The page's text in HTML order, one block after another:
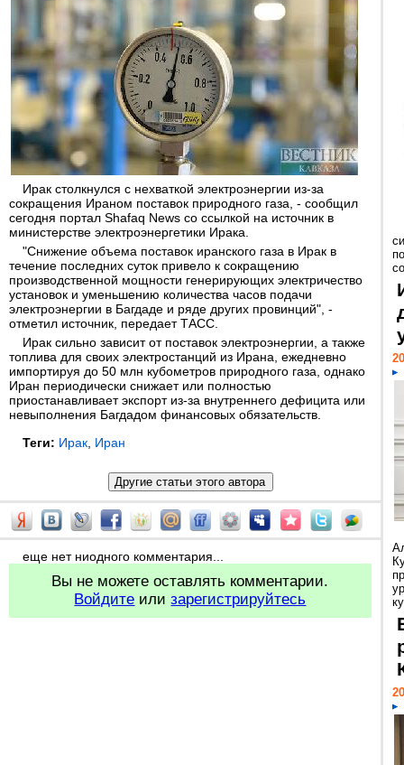
Ирак столкнулся с нехваткой электроэнергии из-за
сокращения Ираном поставок природного газа, - сообщил
сегодня портал Shafaq News со ссылкой на источник в
министерстве электроэнергетики Ирака.
"Снижение объема поставок иранского газа в Ирак в
течение последних суток привело к сокращению
производственной мощности генерирующих электричество
установок и уменьшению количества часов подачи
электроэнергии в Багдаде и ряде других провинций", -
отметил источник, передает ТАСС.
Ирак сильно зависит от поставок электроэнергии, а также
топлива для своих электростанций из Ирана, ежедневно
импортируя до 50 млн кубометров природного газа, однако
Иран периодически снижает или полностью
приостанавливает экспорт из-за внутреннего дефицита или
невыполнения Багдадом финансовых обязательств.
Теги: Ирак Иран
еще нет ниодного комментария...
Вы не можете оставлять комментарии.
Войдите илизарегистрируйтесь